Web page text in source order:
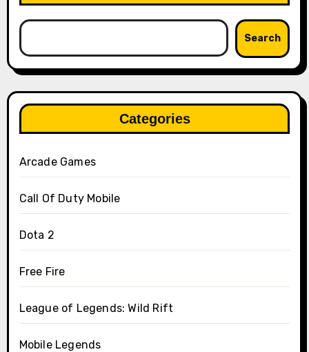
Search
Categories
Arcade Games
Call Of Duty Mobile
Dota 2
Free Fire
League of Legends: Wild Rift
Mobile Legends